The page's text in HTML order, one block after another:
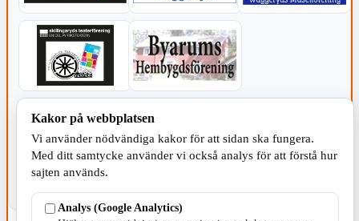
Kakor på webbplatsen
Vi använder nödvändiga kakor för att sidan ska fungera.
Med ditt samtycke använder vi också analys för att förstå hur
sajten används.
Analys (Google Analytics)